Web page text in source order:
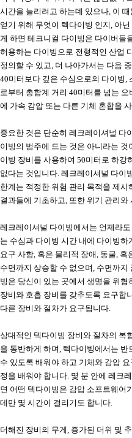
시간을 늘리려고 하는데 있으나 이
얻기 위해 무엇이 텍다이빙 인지 아닌
게 하면 테크니컬 다이빙은 다이버들
허용하는 다이빙으로 전형적인 산업
정의할 수 있고 더 나아가서는 다음
40미터보다 깊은 수심으로의 다이빙
로부터 총합계 거리 40미터를 넘는 오
에 가속 감압 또는 다른 기체 혼합을
중요한 것은 단순히 레크레이셔널 다
이빙의 범주에 드는 것은 아니라는 것
이빙 장비를 사용하여 50미터로 하강
없다는 것입니다 레크레이셔널 다이
한계는 적정한 위험 관리 목적을 제시
결과들에 기초하고 또한 위기 관리와
레크레이셔널 다이빙에서는 언제라
는 수심과 다이빙 시간 내에 다이빙하
요구 사항 혹은 물리적 장애 동굴 혹
수면까지 상승할 수 없으며 수면까지
빙은 당신이 있는 곳에서 생명을 위
장비와 호흡 장비를 갖추도록 요구합
다른 장비와 절차가 요구됩니다
상대적인 텍다이빙 장비와 절차의 복
을 동반하게 하며 텍다이빙에서는 반
수 있도록 배워야 하고 기체와 감압
정을 배워야 합니다 몇 분 안에 레크
면 어떤 텍다이빙은 감압 소프트웨어
데만 몇 시간이 걸리기도 합니다
더해진 장비의 무게 증가된 더위 및